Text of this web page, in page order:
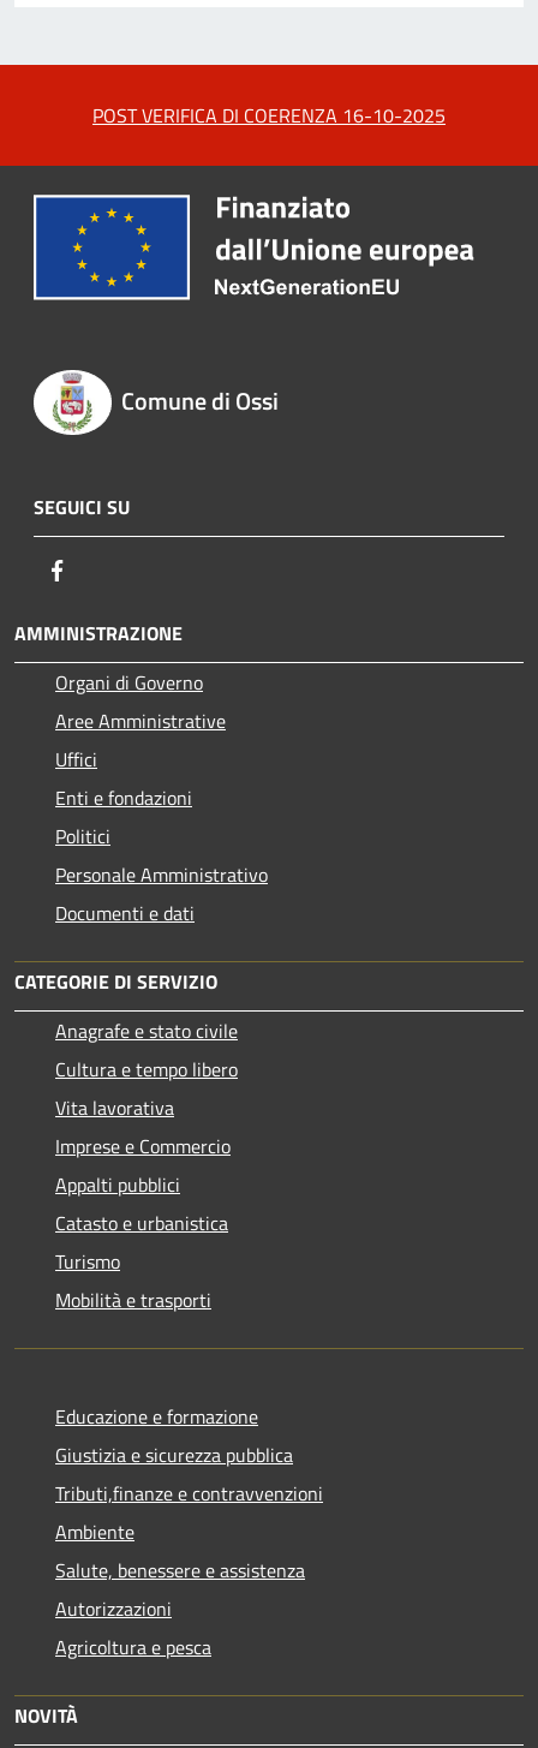
POST VERIFICA DI COERENZA 16-10-2025
Comune di Ossi
SEGUICI SU
AMMINISTRAZIONE
Organi di Governo
Aree Amministrative
Uffici
Enti e fondazioni
Politici
Personale Amministrativo
Documenti e dati
CATEGORIE DI SERVIZIO
Anagrafe e stato civile
Cultura e tempo libero
Vita lavorativa
Imprese e Commercio
Appalti pubblici
Catasto e urbanistica
Turismo
Mobilità e trasporti
Educazione e formazione
Giustizia e sicurezza pubblica
Tributi,finanze e contravvenzioni
Ambiente
Salute, benessere e assistenza
Autorizzazioni
Agricoltura e pesca
NOVITÀ